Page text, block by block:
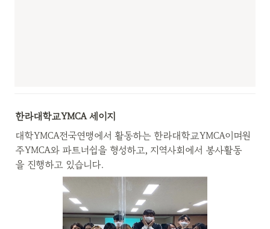
한라대학교YMCA 세이지
대학YMCA전국연맹에서 활동하는 한라대학교YMCA이며원
주YMCA와 파트너쉽을 형성하고, 지역사회에서 봉사활동
을 진행하고 있습니다.